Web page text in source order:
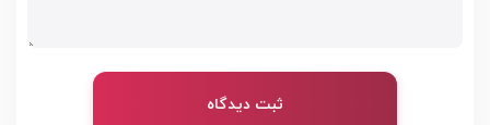
ثبت دیدگاه